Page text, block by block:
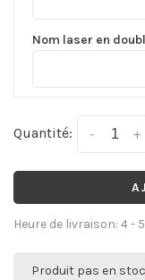
Nom laser en
Quantité: +
-
Heure de livraison: 4 -
Produit pas en